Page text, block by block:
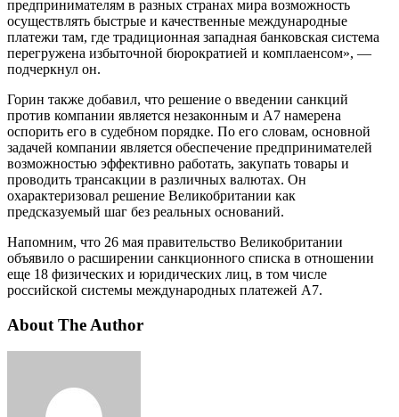
предпринимателям в разных странах мира возможность
осуществлять быстрые и качественные международные
платежи там, где традиционная западная банковская система
перегружена избыточной бюрократией и комплаенсом», —
подчеркнул он.
Горин также добавил, что решение о введении санкций
против компании является незаконным и А7 намерена
оспорить его в судебном порядке. По его словам, основной
задачей компании является обеспечение предпринимателей
возможностью эффективно работать, закупать товары и
проводить трансакции в различных валютах. Он
охарактеризовал решение Великобритании как
предсказуемый шаг без реальных оснований.
Напомним, что 26 мая правительство Великобритании
объявило о расширении санкционного списка в отношении
еще 18 физических и юридических лиц, в том числе
российской системы международных платежей А7.
About The Author